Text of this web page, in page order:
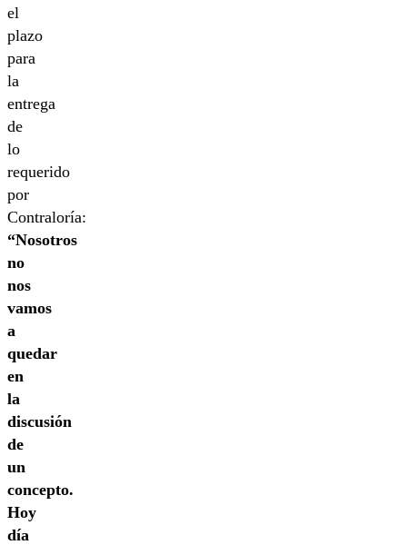
el
plazo
para
la
entrega
de
lo
requerido
por
Contraloría:
“Nosotros
no
nos
vamos
a
quedar
en
la
discusión
de
un
concepto.
Hoy
día